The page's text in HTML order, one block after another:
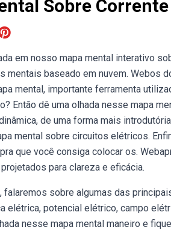
Sobre
em nosso mapa mental interativo
mentais baseado em nuvem. Webos
mental, importante ferramenta
Então dê uma olhada nesse mapa
de uma forma mais
mental sobre circuitos elétricos.
que você consiga colocar os.
para clareza e eficácia.
falaremos sobre algumas das
elétrica, potencial elétrico, campo
nesse mapa mental maneiro e